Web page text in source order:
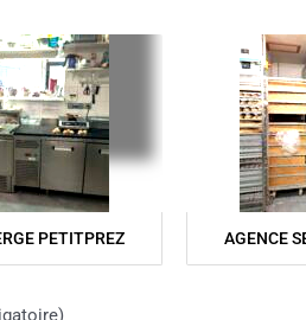
PETITPREZ AGENCE